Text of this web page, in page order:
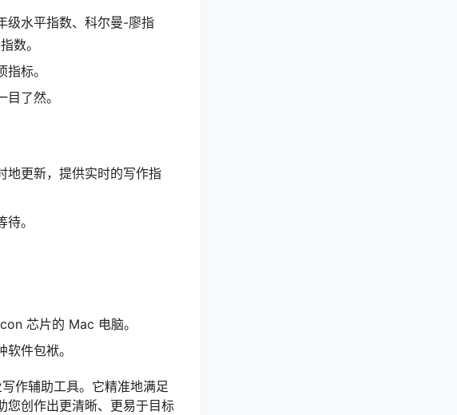
级水平指数、科尔曼-廖指
数。
标。
了然。
地更新，提供实时的写作指
。
芯片的 Mac 电脑。
件包袱。
作辅助工具。它精准地满足
您创作出更清晰、更易于目标